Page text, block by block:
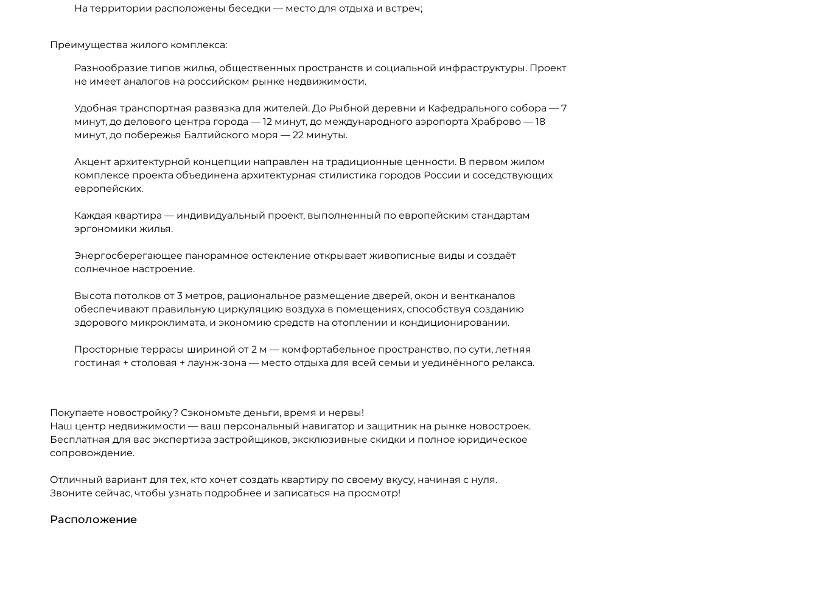
На территории расположены беседки — место для отдыха и встреч;
Преимущества жилого комплекса:
Разнообразие типов жилья, общественных пространств и социальной инфраструктуры. Проект
не имеет аналогов на российском рынке недвижимости.
Удобная транспортная развязка для жителей. До Рыбной деревни и Кафедрального собора — 7
минут, до делового центра города — 12 минут, до международного аэропорта Храброво — 18
минут, до побережья Балтийского моря — 22 минуты.
Акцент архитектурной концепции направлен на традиционные ценности. В первом жилом
комплексе проекта объединена архитектурная стилистика городов России и соседствующих
европейских.
Каждая квартира — индивидуальный проект, выполненный по европейским стандартам
эргономики жилья.
Энергосберегающее панорамное остекление открывает живописные виды и создаёт
солнечное настроение.
Высота потолков от 3 метров, рациональное размещение дверей, окон и вентканалов
обеспечивают правильную циркуляцию воздуха в помещениях, способствуя созданию
здорового микроклимата, и экономию средств на отоплении и кондиционировании.
Просторные террасы шириной от 2 м — комфортабельное пространство, по сути, летняя
гостиная + столовая + лаунж-зона — место отдыха для всей семьи и уединённого релакса.
Покупаете новостройку? Сэкономьте деньги, время и нервы!
Наш центр недвижимости — ваш персональный навигатор и защитник на рынке новостроек.
Бесплатная для вас экспертиза застройщиков, эксклюзивные скидки и полное юридическое
сопровождение.
Отличный вариант для тех, кто хочет создать квартиру по своему вкусу, начиная с нуля.
Звоните сейчас, чтобы узнать подробнее и записаться на просмотр!
Расположение